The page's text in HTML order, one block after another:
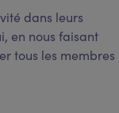
dans leurs
en nous faisant
tous les membres